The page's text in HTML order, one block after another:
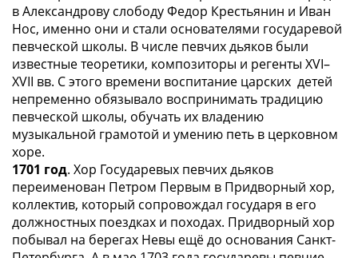
в Александрову слободу Федор Крестьянин и Иван
Нос, именно они и стали основателями государевой
певческой школы. В числе певчих дьяков были
известные теоретики, композиторы и регенты XVI–
XVII вв. С этого времени воспитание царских детей
непременно обязывало воспринимать традицию
певческой школы, обучать их владению
музыкальной грамотой и умению петь в церковном
хоре.
1701 год. Хор Государевых певчих дьяков
переименован Петром Первым в Придворный хор,
коллектив, который сопровождал государя в его
должностных поездках и походах. Придворный хор
побывал на берегах Невы ещё до основания Санкт-